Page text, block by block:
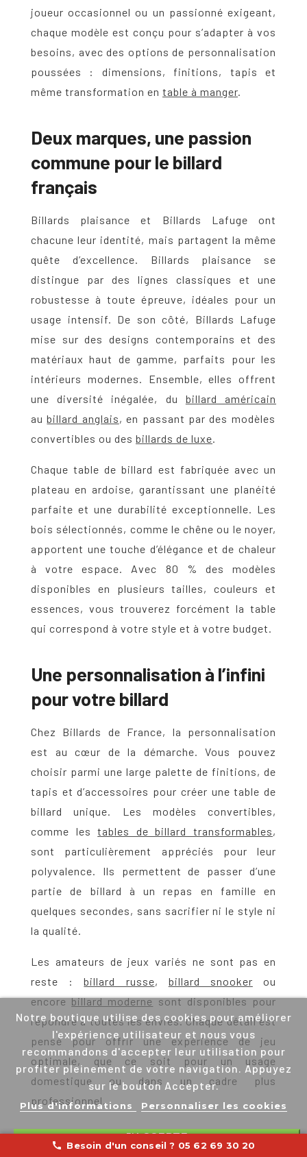
Notre boutique utilise des cookies pour améliorer
l'expérience utilisateur et nous vous
recommandons d'accepter leur utilisation pour
profiter pleinement de votre navigation. Appuyez
sur le bouton Accepter.
Plus d'informations Personnaliser les cookies
J'ACCEPTE
joueur occasionnel ou un passionné exigeant,
chaque modèle est conçu pour s’adapter à vos
besoins, avec des options de personnalisation
poussées : dimensions, finitions, tapis et
même transformation en table à manger.
Deux marques, une passion
commune pour le billard
français
Billards plaisance et Billards Lafuge ont
chacune leur identité, mais partagent la même
quête d’excellence. Billards plaisance se
distingue par des lignes classiques et une
robustesse à toute épreuve, idéales pour un
usage intensif. De son côté, Billards Lafuge
mise sur des designs contemporains et des
matériaux haut de gamme, parfaits pour les
intérieurs modernes. Ensemble, elles offrent
une diversité inégalée, du billard américain
aubillard anglais, en passant par des modèles
convertibles ou des billards de luxe.
Chaquetable de billard est fabriquée avec un
plateau en ardoise, garantissant une planéité
parfaite et une durabilité exceptionnelle. Les
bois sélectionnés, comme le chêne ou le noyer,
apportent une touche d’élégance et de chaleur
à votre espace. Avec 80 % des modèles
disponibles en plusieurs tailles, couleurs et
essences, vous trouverez forcément la table
qui correspond à votre style et à votre budget.
Une personnalisation à l’infini
pour votre billard
Chez Billards de France, la personnalisation
est au cœur de la démarche. Vous pouvez
choisir parmi une large palette de finitions, de
tapis et d’accessoires pour créer unetable de
billard
unique. Les modèles convertibles,
comme lestables de billard transformables,
sont particulièrement appréciés pour leur
polyvalence. Ils permettent de passer d’une
partie de billard à un repas en famille en
quelques secondes, sans sacrifier ni le style ni
la qualité.
Les amateurs de jeux variés ne sont pas en
reste :billard russe, billard snooker ou
encorebillard modernesont disponibles pour
répondre à toutes les envies. Chaque détail est
pensé pour offrir une expérience de jeu
optimale, que ce soit pour un usage
domestique ou dans un cadre plus
professionnel.
Un savoir-faire français
 Besoin d'un conseil ? 05 62 69 30 20